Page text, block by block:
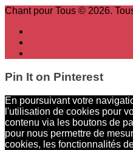
Chant pour Tous © 2026.
Pin It on Pinterest
En poursuivant votre
l'utilisation de cookies pour
contenu via les boutons de
pour nous permettre de
cookies, les fonctionnalités